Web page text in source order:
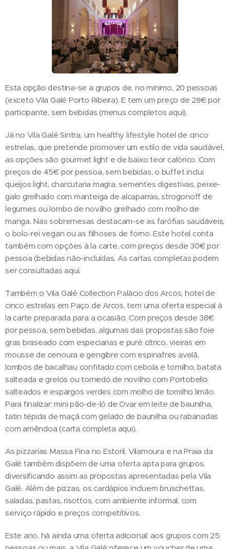
Esta opção destina-se a grupos de, no mínimo, 20 pessoas
(exceto Vila Galé Porto Ribeira). E tem um preço de 28€ por
participante, sem bebidas (menus completos aqui).
Já no Vila Galé Sintra, um healthy lifestyle hotel de cinco
estrelas, que pretende promover um estilo de vida saudável,
as opções são gourmet light e de baixo teor calórico. Com
preços de 45€ por pessoa, sem bebidas, o buffet inclui
queijos light, charcutaria magra, sementes digestivas, peixe-
galo grelhado com manteiga de alcaparras, strogonoff de
legumes ou lombo de novilho grelhado com molho de
manga. Nas sobremesas destacam-se as farófias saudáveis,
o bolo-rei vegan ou as filhoses de forno. Este hotel conta
também com opções à la carte, com preços desde 30€ por
pessoa (bebidas não-incluídas. As cartas completas podem
ser consultadas aqui.
Também o Vila Galé Collection Palácio dos Arcos, hotel de
cinco estrelas em Paço de Arcos, tem uma oferta especial à
la carte preparada para a ocasião. Com preços desde 38€
por pessoa, sem bebidas, algumas das propostas são foie
gras braseado com especiarias e puré cítrico, vieiras em
mousse de cenoura e gengibre com espinafres avelã,
lombos de bacalhau confitado com cebola e tomilho, batata
salteada e grelos ou tornedó de novilho com Portobello
salteados e espargos verdes com molho de tomilho limão.
Para finalizar: mini pão-de-ló de Ovar em leite de baunilha,
tatin tépida de maçã com gelado de baunilha ou rabanadas
com amêndoa (carta completa aqui).
As pizzarias Massa Fina no Estoril, Vilamoura e na Praia da
Galé também dispõem de uma oferta apta para grupos,
diversificando assim as propostas apresentadas pela Vila
Galé. Além de pizzas, os cardápios incluem bruschettas,
saladas, pastas, risottos, com ambiente informal, com
serviço rápido e preços competitivos.
Este ano, há ainda uma oferta adicional: aos grupos com 25